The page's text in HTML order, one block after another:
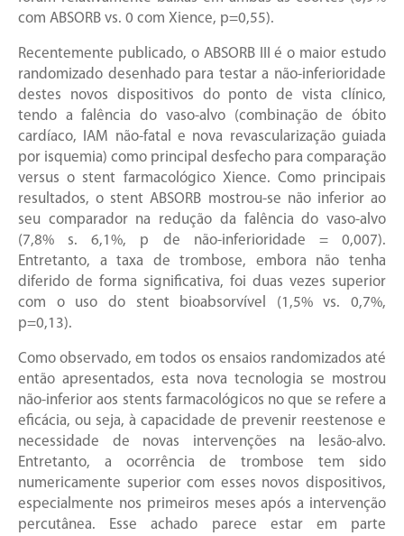
com ABSORB vs. 0 com Xience, p=0,55).
Recentemente publicado, o ABSORB III é o maior estudo
randomizado desenhado para testar a não-inferioridade
destes novos dispositivos do ponto de vista clínico,
tendo a falência do vaso-alvo (combinação de óbito
cardíaco, IAM não-fatal e nova revascularização guiada
por isquemia) como principal desfecho para comparação
versus o stent farmacológico Xience. Como principais
resultados, o stent ABSORB mostrou-se não inferior ao
seu comparador na redução da falência do vaso-alvo
(7,8% s. 6,1%, p de não-inferioridade = 0,007).
Entretanto, a taxa de trombose, embora não tenha
diferido de forma significativa, foi duas vezes superior
com o uso do stent bioabsorvível (1,5% vs. 0,7%,
p=0,13).
Como observado, em todos os ensaios randomizados até
então apresentados, esta nova tecnologia se mostrou
não-inferior aos stents farmacológicos no que se refere a
eficácia, ou seja, à capacidade de prevenir reestenose e
necessidade de novas intervenções na lesão-alvo.
Entretanto, a ocorrência de trombose tem sido
numericamente superior com esses novos dispositivos,
especialmente nos primeiros meses após a intervenção
percutânea. Esse achado parece estar em parte